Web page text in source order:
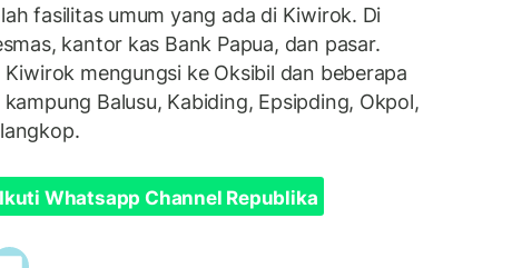
fasilitas umum yang ada di Kiwirok. Di
kantor kas Bank Papua, dan pasar.
mengungsi ke Oksibil dan beberapa
Balusu, Kabiding, Epsipding, Okpol,
Ikuti Whatsapp Channel Republika